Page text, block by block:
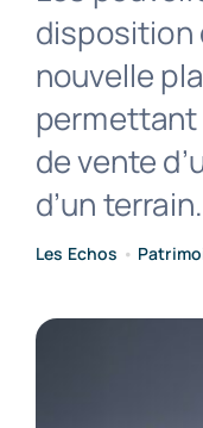
disposition
nouvelle
permettant
de vente
d’un terrain.
Les Echos •